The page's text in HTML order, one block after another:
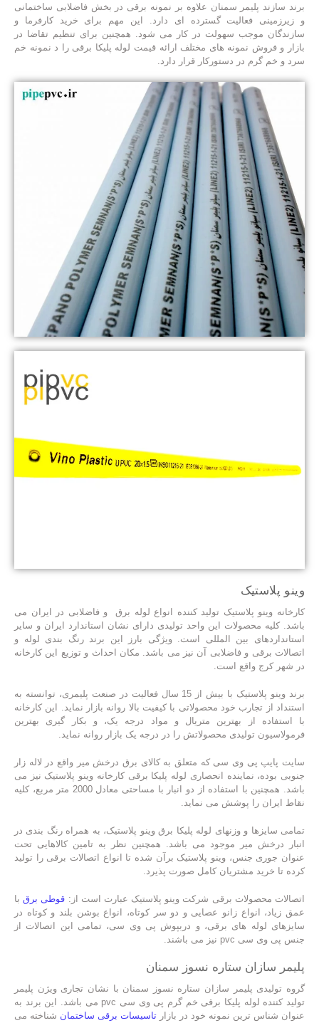
برند سازند پلیمر سمنان علاوه بر نمونه برقی در بخش فاضلابی ساختمانی
و زیرزمینی فعالیت گسترده ای دارد. این مهم برای خرید کارفرما و
سازندگان موجب سهولت در کار می شود. همچنین برای تنظیم تقاضا در
بازار و فروش نمونه های مختلف ارائه قیمت لوله پلیکا برقی را د نمونه خم
سرد و خم گرم در دستورکار قرار دارد.
وینو پلاستیک
کارخانه وینو پلاستیک تولید کننده انواع لوله برق و فاضلابی در ایران می
باشد. کلیه محصولات این واحد تولیدی دارای نشان استاندارد ایران و سایر
استانداردهای بین المللی است. ویژگی بارز این برند رنگ بندی لوله و
اتصالات برقی و فاضلابی آن نیز می باشد. مکان احداث و توزیع این کارخانه
در شهر کرج واقع است.
برند وینو پلاستیک با بیش از 15 سال فعالیت در صنعت پلیمری، توانسته به
استنداد از تجارب خود محصولاتی با کیفیت بالا روانه بازار نماید. این کارخانه
با استفاده از بهترین متریال و مواد درجه یک، و بکار گیری بهترین
فرمولاسیون تولیدی محصولاتش را در درجه یک بازار روانه نماید.
سایت پایپ پی وی سی که متعلق به کالای برق درخش میر واقع در لاله زار
جنوبی بوده، نماینده انحصاری لوله پلیکا برقی کارخانه وینو پلاستیک نیز می
باشد. همچنین با استفاده از دو انبار با مساحتی معادل 2000 متر مربع، کلیه
نقاط ایران را پوشش می نماید.
تمامی سایزها و وزنهای لوله پلیکا برق وینو پلاستیک، به همراه رنگ بندی در
انبار درخش میر موجود می باشد. همچنین نظر به تامین کالاهایی تحت
عنوان جوری جنس، وینو پلاستیک برآن شده تا انواع اتصالات برقی را تولید
کرده تا خرید مشتریان کامل صورت پذیرد.
اتصالات محصولات برقی شرکت وینو پلاستیک عبارت است از: قوطی برقبا
عمق زیاد، انواع زانو عصایی و دو سر کوتاه، انواع بوشن بلند و کوتاه در
سایزهای لوله های برقی، و دربپوش پی وی سی، تمامی این اتصالات از
جنس پی وی سی pvc نیز می باشند.
پلیمر سازان ستاره نسوز سمنان
گروه تولیدی پلیمر سازان ستاره نسوز سمنان با نشان تجاری ویژن پلیمر
تولید کننده لوله پلیکا برقی خم گرم پی وی سی pvc می باشد. این برند به
عنوان شناس ترین نمونه خود در بازار تاسیسات برقی ساختمان شناخته می